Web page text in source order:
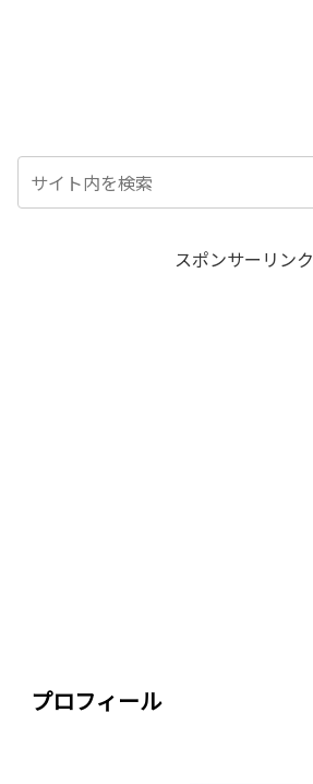
スポンサーリンク
プロフィール